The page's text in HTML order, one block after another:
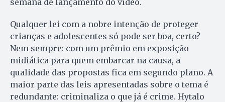
Qualquer lei com a nobre intenção de proteger
crianças e adolescentes só pode ser boa, certo?
Nem sempre: com um prêmio em exposição
midiática para quem embarcar na causa, a
qualidade das propostas fica em segundo plano. A
maior parte das leis apresentadas sobre o tema é
redundante: criminaliza o que já é crime. Hytalo